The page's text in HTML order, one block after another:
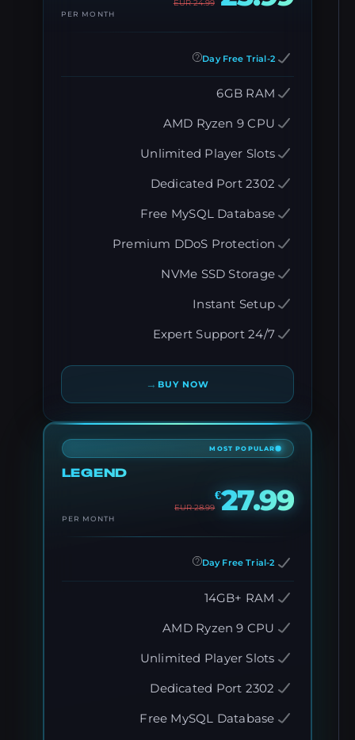
24.99
EUR
PER MONTH
6GB RAM
AMD Ryzen 9 CPU
Unlimited Player Slots
Dedicated Port 2302
Free MySQL Database
Premium DDoS Protection
NVMe SSD Storage
Instant Setup
24/7 Expert Support
BUY NOW
→
MOST POPULAR
LEGEND
€27.99
28.99
EUR
PER MONTH
14GB+ RAM
AMD Ryzen 9 CPU
Unlimited Player Slots
Dedicated Port 2302
Free MySQL Database